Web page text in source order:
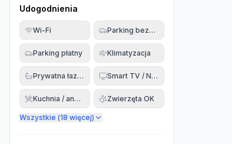
Udogodnienia
Wi-Fi Parking bezpłatny
Parking płatny Klimatyzacja
Prywatna łazienka Smart TV / Netflix
Kuchnia / aneks Zwierzęta OK
Wszystkie (18 więcej)